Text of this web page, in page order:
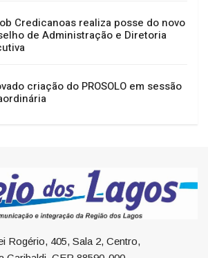
Credicanoas realiza posse do novo
de Administração e Diretoria
criação do PROSOLO em sessão
Rogério, 405, Sala 2, Centro,